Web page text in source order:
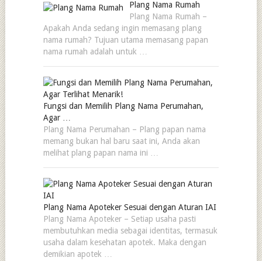
Plang Nama Rumah
Plang Nama Rumah –
Apakah Anda sedang ingin memasang plang
nama rumah? Tujuan utama memasang papan
nama rumah adalah untuk …
Fungsi dan Memilih Plang Nama Perumahan,
Agar …
Plang Nama Perumahan – Plang papan nama
memang bukan hal baru saat ini, Anda akan
melihat plang papan nama ini …
Plang Nama Apoteker Sesuai dengan Aturan IAI
Plang Nama Apoteker – Setiap usaha pasti
membutuhkan media sebagai identitas, termasuk
usaha dalam kesehatan apotek. Maka dengan
demikian apotek …